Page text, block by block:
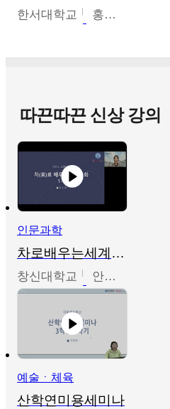
한서대학교 홍창호
따끈따끈 신상 강의
인문과학
차로배우는세계문화
창신대학교 안소영
예술ㆍ체육
산학연미용세미나